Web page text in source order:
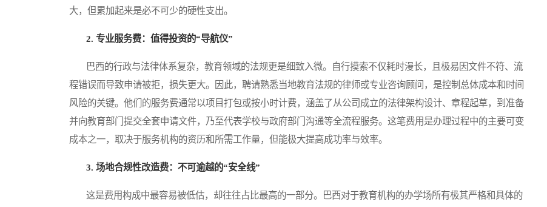
大，但累加起来是必不可少的硬性支出。
2. 专业服务费：值得投资的“导航仪”
巴西的行政与法律体系复杂，教育领域的法规更是细致入微。自行摸索不仅耗时漫长，且极易因文件不符、流
程错误而导致申请被拒，损失更大。因此，聘请熟悉当地教育法规的律师或专业咨询顾问，是控制总体成本和时间
风险的关键。他们的服务费通常以项目打包或按小时计费，涵盖了从公司成立的法律架构设计、章程起草，到准备
并向教育部门提交全套申请文件，乃至代表学校与政府部门沟通等全流程服务。这笔费用是办理过程中的主要可变
成本之一，取决于服务机构的资历和所需工作量，但能极大提高成功率与效率。
3. 场地合规性改造费：不可逾越的“安全线”
这是费用构成中最容易被低估，却往往占比最高的一部分。巴西对于教育机构的办学场所有极其严格和具体的